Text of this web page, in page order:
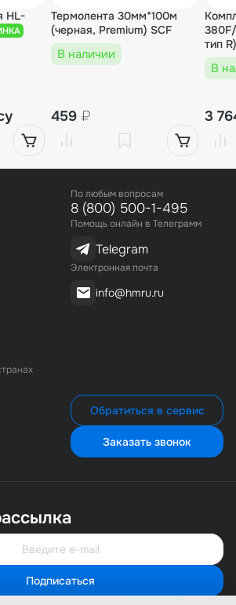
HL-
Термолента 30мм*100м
(черная, Premium) SCF
В наличии
459 ₽
тип R)
В
3
По любым вопросам
8 (800) 500-1-495
Помощь онлайн в Телеграмм
Telegram
Электронная почта
info@hmru.ru
Обратиться в сервис
Заказать звонок
Подписаться
Свяжитесь с нами
Мы онлайн и готовы помочь